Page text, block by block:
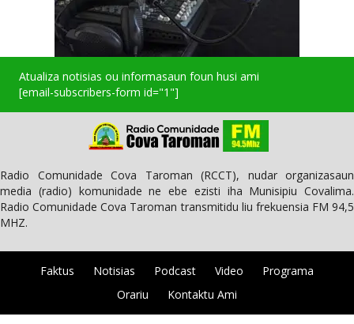
Atualiza notisias ou informasaun foun husi ami
[email-subscribers-form id="1"]
Radio Comunidade Cova Taroman (RCCT), nudar organizasaun
media (radio) komunidade ne ebe ezisti iha Munisipiu Covalima.
Radio Comunidade Cova Taroman transmitidu liu frekuensia FM 94,5
MHZ.
Faktus Notisias Podcast Video
Programa
Orariu
Kontaktu Ami